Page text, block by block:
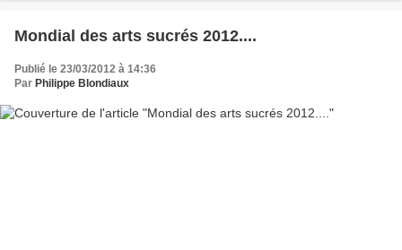
Mondial des arts sucrés 2012....
Publié le 23/03/2012 à 14:36
Par Philippe Blondiaux